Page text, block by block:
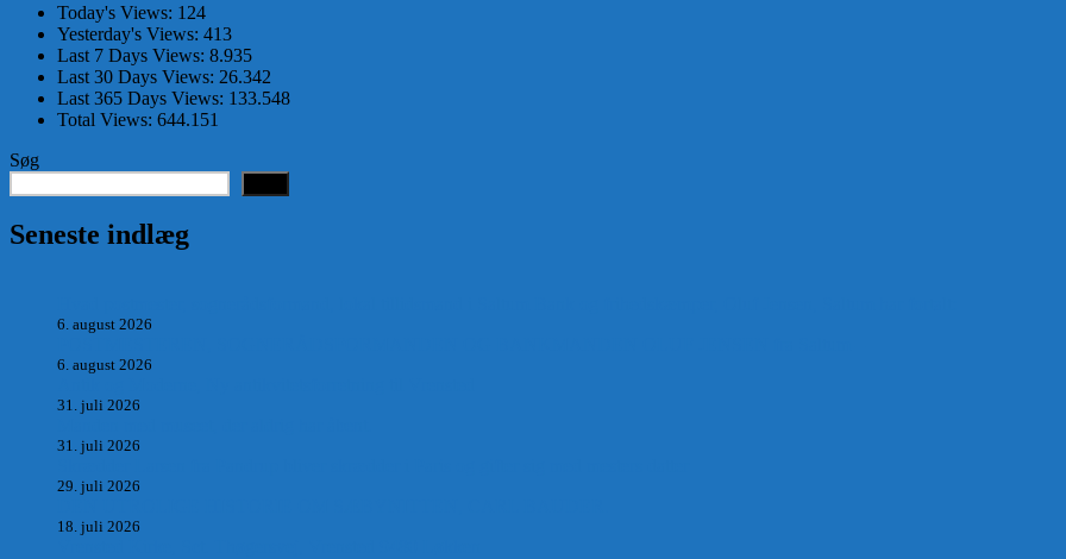
Today's Views: 124
Yesterday's Views: 413
Last 7 Days Views: 8.935
Last 30 Days Views: 26.342
Last 365 Days Views: 133.548
Total Views: 644.151
Søg
Seneste indlæg
6. august 2026
6. august 2026
31. juli 2026
31. juli 2026
29. juli 2026
18. juli 2026